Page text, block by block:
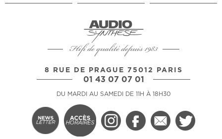
Hifi de qualité depuis 1983
8 RUE DE PRAGUE 75012 PARIS
01 43 07 07 01
DU MARDI AU SAMEDI DE 11H À 18H30